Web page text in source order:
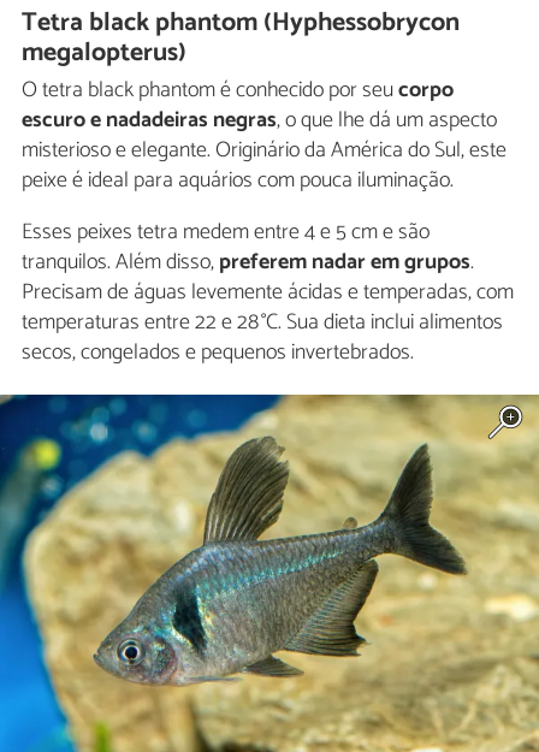
Tetra black phantom (Hyphessobrycon
megalopterus)
O tetra black phantom é conhecido por seucorpo
escuro e nadadeiras negras, o que lhe dá um aspecto
misterioso e elegante. Originário da América do Sul, este
peixe é ideal para aquários com pouca iluminação.
Esses peixes tetra medem entre 4 e 5 cm e são
tranquilos. Além disso,preferem nadar em grupos.
Precisam de águas levemente ácidas e temperadas, com
temperaturas entre 22 e 28 °C. Sua dieta inclui alimentos
secos, congelados e pequenos invertebrados.